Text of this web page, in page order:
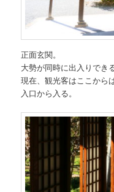
正面玄関。
大勢が同時に出入りでき
現在、観光客はここから
入口から入る。